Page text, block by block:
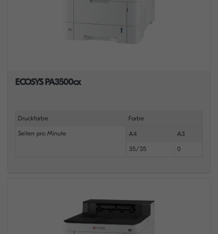
ECOSYS PA3500cx
Druckfarbe Farbe
Seiten pro Minute A4 A3
35/35 0